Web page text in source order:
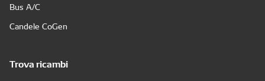
Bus A/C
Candele CoGen
Trova ricambi